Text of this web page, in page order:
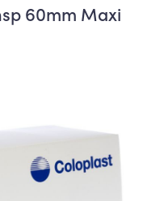
60mm Maxi